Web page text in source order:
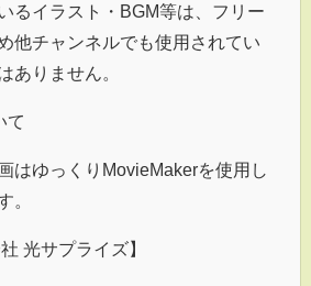
るイラスト・BGM等は、フリー
他チャンネルでも使用されてい
ありません。
て
はゆっくりMovieMakerを使用し
。
光サプライズ】